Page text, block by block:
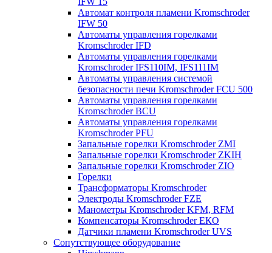
Автомат контроля пламени Kromschroder
IFW 50
Автоматы управления горелками
Kromschroder IFD
Автоматы управления горелками
Kromschroder IFS110IM, IFS111IM
Автоматы управления системой
безопасности печи Kromschroder FCU 500
Автоматы управления горелками
Kromschroder BCU
Автоматы управления горелками
Kromschroder PFU
Запальные горелки Kromschroder ZМI
Запальные горелки Kromschroder ZKIH
Запальные горелки Kromschroder ZIO
Горелки
Трансформаторы Kromschroder
Электроды Kromschroder FZE
Манометры Kromschroder KFM, RFM
Компенсаторы Kromschroder ЕКО
Датчики пламени Kromschroder UVS
Сопутствующее оборудование